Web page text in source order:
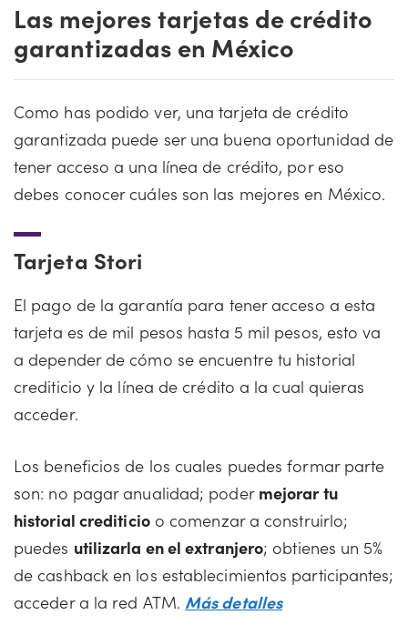
Las mejores tarjetas de crédito
garantizadas en México
Como has podido ver, una tarjeta de crédito
garantizada puede ser una buena oportunidad de
tener acceso a una línea de crédito, por eso
debes conocer cuáles son las mejores en México.
Tarjeta Stori
El pago de la garantía para tener acceso a esta
tarjeta es de mil pesos hasta 5 mil pesos, esto va
a depender de cómo se encuentre tu historial
crediticio y la línea de crédito a la cual quieras
acceder.
Los beneficios de los cuales puedes formar parte
son: no pagar anualidad; poder mejorar tu
historial crediticioo comenzar a construirlo;
puedes utilizarla en el extranjero; obtienes un 5%
de cashback en los establecimientos participantes;
acceder a la red ATM. Más detalles